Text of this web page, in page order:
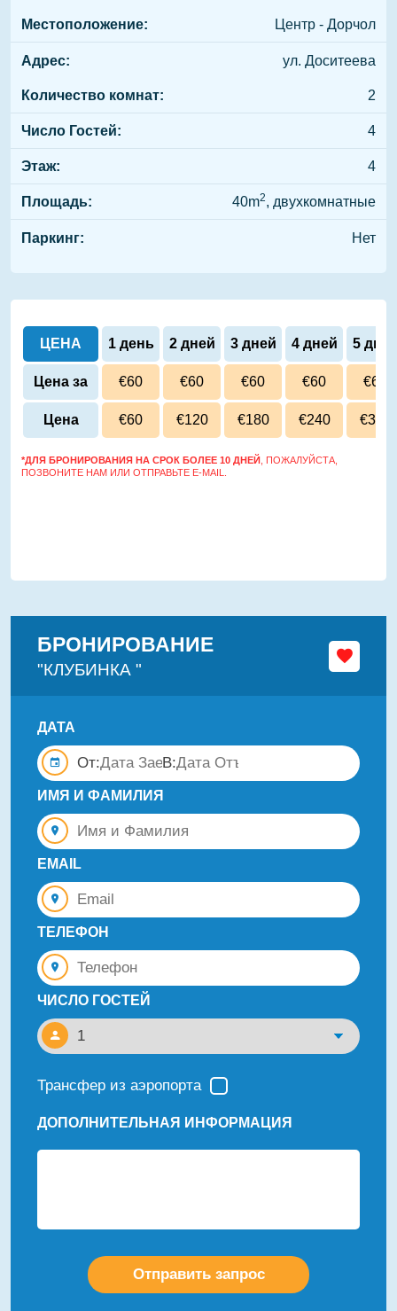
Местоположение: Центр - Дорчол
Адрес: ул. Доситеева
Количество комнат: 2
Число Гостей: 4
Этаж: 4
Площадь: 40m2, двухкомнатные
Паркинг: Нет
БРОНИРОВАНИЕ
"КЛУБИНКА "
ДАТА
От: В:
ИМЯ И ФАМИЛИЯ
EMAIL
ТЕЛЕФОН
ЧИСЛО ГОСТЕЙ
Трансфер из аэропорта
ДОПОЛНИТЕЛЬНАЯ ИНФОРМАЦИЯ
ЦЕНА 1 день 2 дней 3 дней 4 дней 5
Цена за
сутки
€60 €60 €60 €60 €60
Цена €60 €120 €180 €240 €300
*ДЛЯ БРОНИРОВАНИЯ НА СРОК БОЛЕЕ 10 ДНЕЙ , ПОЖАЛУЙСТА,
ПОЗВОНИТЕ НАМ ИЛИ ОТПРАВЬТЕ E-MAIL.